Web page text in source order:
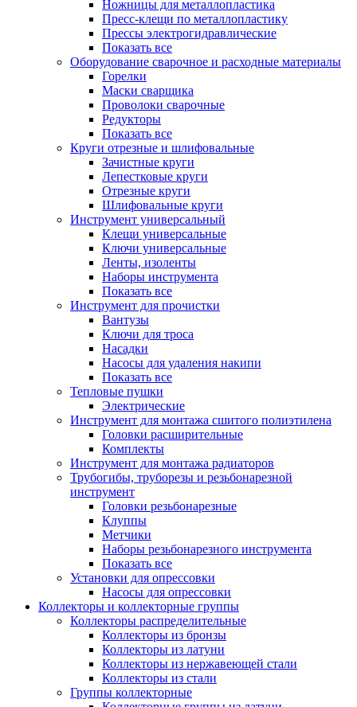
Ножницы для металлопластика
Пресс-клещи по металлопластику
Прессы электрогидравлические
Показать все
Оборудование сварочное и расходные материалы
Горелки
Маски сварщика
Проволоки сварочные
Редукторы
Показать все
Круги отрезные и шлифовальные
Зачистные круги
Лепестковые круги
Отрезные круги
Шлифовальные круги
Инструмент универсальный
Клещи универсальные
Ключи универсальные
Ленты, изоленты
Наборы инструмента
Показать все
Инструмент для прочистки
Вантузы
Ключи для троса
Насадки
Насосы для удаления накипи
Показать все
Тепловые пушки
Электрические
Инструмент для монтажа сшитого полиэтилена
Головки расширительные
Комплекты
Инструмент для монтажа радиаторов
Трубогибы, труборезы и резьбонарезной
инструмент
Головки резьбонарезные
Клуппы
Метчики
Наборы резьбонарезного инструмента
Показать все
Установки для опрессовки
Насосы для опрессовки
Коллекторы и коллекторные группы
Коллекторы распределительные
Коллекторы из бронзы
Коллекторы из латуни
Коллекторы из нержавеющей стали
Коллекторы из стали
Группы коллекторные